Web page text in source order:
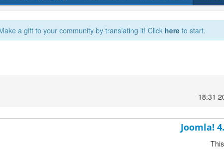
a gift to your community by translating it! Click here to start.
Joomla!